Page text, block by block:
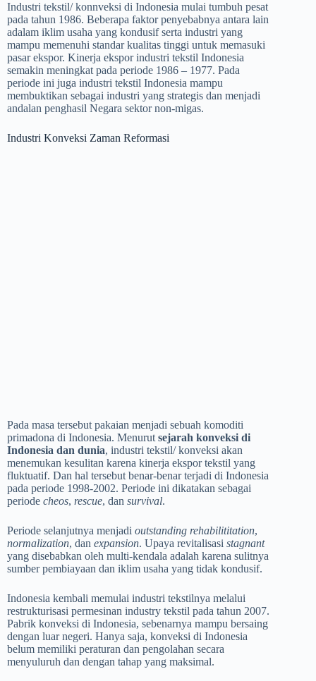
Industri tekstil/ konnveksi di Indonesia mulai tumbuh pesat
pada tahun 1986. Beberapa faktor penyebabnya antara lain
adalam iklim usaha yang kondusif serta industri yang
mampu memenuhi standar kualitas tinggi untuk memasuki
pasar ekspor. Kinerja ekspor industri tekstil Indonesia
semakin meningkat pada periode 1986 – 1977. Pada
periode ini juga industri tekstil Indonesia mampu
membuktikan sebagai industri yang strategis dan menjadi
andalan penghasil Negara sektor non-migas.
Industri Konveksi Zaman Reformasi
Pada masa tersebut pakaian menjadi sebuah komoditi
primadona di Indonesia. Menurut sejarah konveksi di
Indonesia dan dunia, industri tekstil/ konveksi akan
menemukan kesulitan karena kinerja ekspor tekstil yang
fluktuatif. Dan hal tersebut benar-benar terjadi di Indonesia
pada periode 1998-2002. Periode ini dikatakan sebagai
periode cheos, rescue, dan survival.
Periode selanjutnya menjadi outstanding rehabilititation,
normalization, dan expansion. Upaya revitalisasi stagnant
yang disebabkan oleh multi-kendala adalah karena sulitnya
sumber pembiayaan dan iklim usaha yang tidak kondusif.
Indonesia kembali memulai industri tekstilnya melalui
restrukturisasi permesinan industry tekstil pada tahun 2007.
Pabrik konveksi di Indonesia, sebenarnya mampu bersaing
dengan luar negeri. Hanya saja, konveksi di Indonesia
belum memiliki peraturan dan pengolahan secara
menyuluruh dan dengan tahap yang maksimal.